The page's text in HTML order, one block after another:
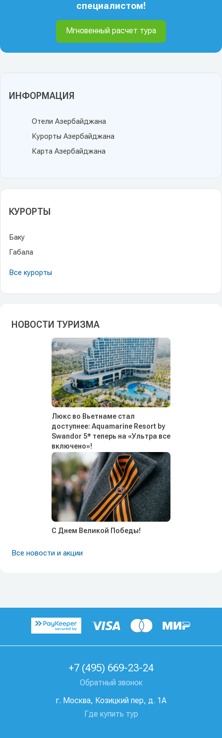
ИНФОРМАЦИЯ
Отели Азербайджана
Курорты Азербайджана
Карта Азербайджана
КУРОРТЫ
Баку
Габала
Все курорты
НОВОСТИ ТУРИЗМА
Люкс во Вьетнаме стал
доступнее: Aquamarine Resort by
Swandor 5* теперь на «Ультра все
включено»!
С Днем Великой Победы!
Все новости и акции
специалистом!
Мгновенный расчет тура
+7 (495) 669-23-24
Обратный звонок
г. Москва, Козицкий пер, д. 1А
Где купить тур